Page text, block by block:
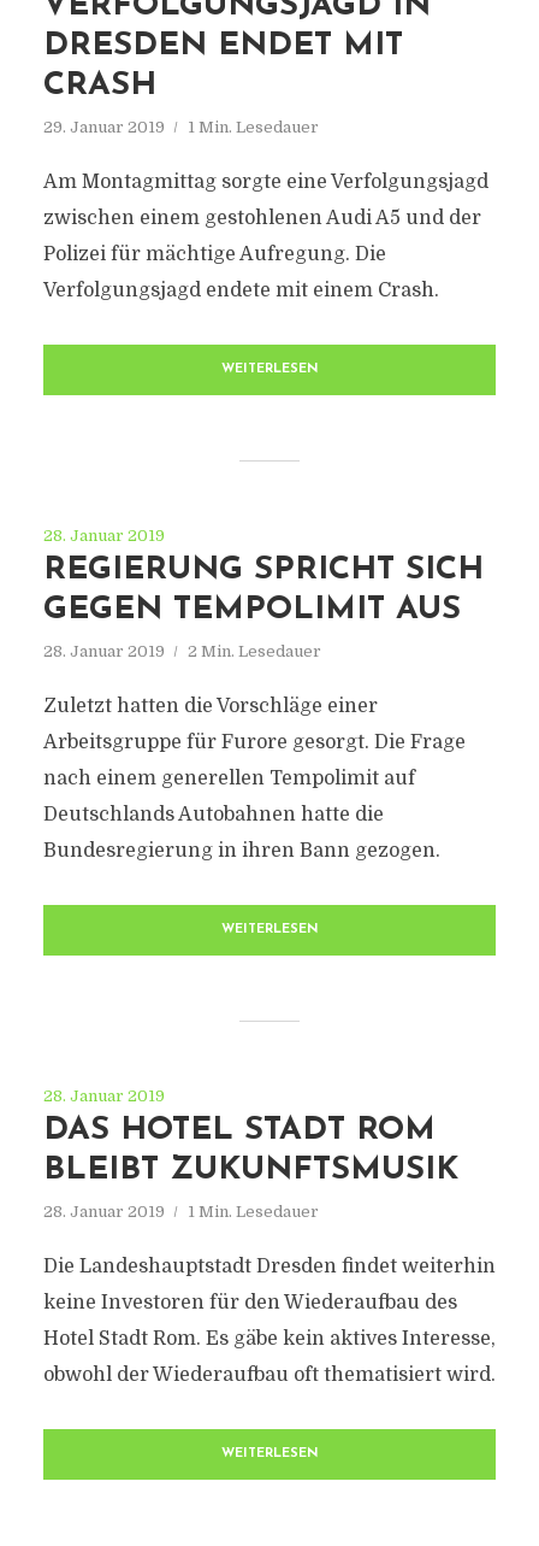
VERFOLGUNGSJAGD IN
DRESDEN ENDET MIT
CRASH
29. Januar 2019 1 Min. Lesedauer
Am Montagmittag sorgte eine Verfolgungsjagd
zwischen einem gestohlenen Audi A5 und der
Polizei für mächtige Aufregung. Die
Verfolgungsjagd endete mit einem Crash.
WEITERLESEN
28. Januar 2019
REGIERUNG SPRICHT SICH
GEGEN TEMPOLIMIT AUS
28. Januar 2019 2 Min. Lesedauer
Zuletzt hatten die Vorschläge einer
Arbeitsgruppe für Furore gesorgt. Die Frage
nach einem generellen Tempolimit auf
Deutschlands Autobahnen hatte die
Bundesregierung in ihren Bann gezogen.
WEITERLESEN
28. Januar 2019
DAS HOTEL STADT ROM
BLEIBT ZUKUNFTSMUSIK
28. Januar 2019 1 Min. Lesedauer
Die Landeshauptstadt Dresden findet weiterhin
keine Investoren für den Wiederaufbau des
Hotel Stadt Rom. Es gäbe kein aktives Interesse,
obwohl der Wiederaufbau oft thematisiert wird.
WEITERLESEN